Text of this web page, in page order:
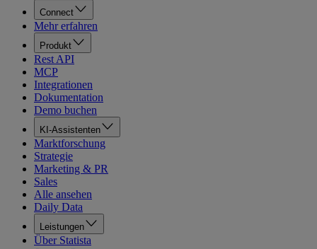
Connect
Mehr erfahren
Produkt
Rest API
MCP
Integrationen
Dokumentation
Demo buchen
KI-Assistenten
Marktforschung
Strategie
Marketing & PR
Sales
Alle ansehen
Daily Data
Leistungen
Über Statista